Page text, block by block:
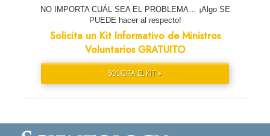
NO IMPORTA CUÁL SEA EL PROBLEMA… ¡Algo SE
PUEDE hacer al respecto!
Solicita un Kit Informativo de Ministros
Voluntarios GRATUITO
SOLICITA EL KIT »